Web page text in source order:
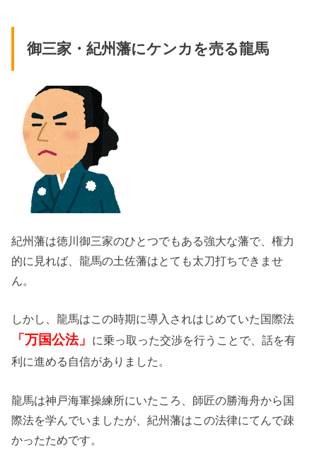
御三家・紀州藩にケンカを売る龍馬
紀州藩は徳川御三家のひとつでもある強大な藩で、権力
的に見れば、龍馬の土佐藩はとても太刀打ちできませ
ん。
しかし、龍馬はこの時期に導入されはじめていた国際法
「万国公法」
に乗っ取った交渉を行うことで、話を有
利に進める自信がありました。
龍馬は神戸海軍操練所にいたころ、師匠の勝海舟から国
際法を学んでいましたが、紀州藩はこの法律にてんで疎
かったためです。